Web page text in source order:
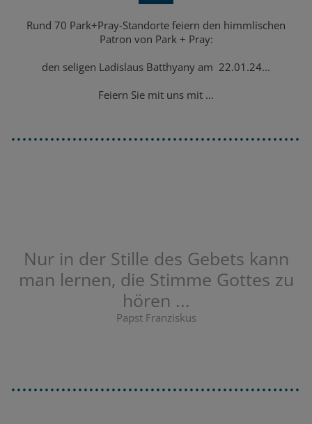
Rund 70 Park+Pray-Standorte feiern den himmlischen
Patron von Park + Pray:
den seligen Ladislaus Batthyany am 22.01.24...
Feiern Sie mit uns mit ...
Nur in der Stille des Gebets kann
man lernen, die Stimme Gottes zu
hören ...
Papst Franziskus